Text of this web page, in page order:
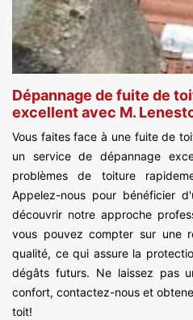
Dépannage de fuite de
excellent avec M.
Vous faites face à une fuite de
un service de dépannage
problèmes de toiture
Appelez-nous pour bénéficier
découvrir notre approche
vous pouvez compter sur une
qualité, ce qui assure la
dégâts futurs. Ne laissez pas
confort, contactez-nous et
toit!